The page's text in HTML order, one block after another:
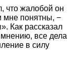
что жалобой он
понятны, −
Как рассказал
все дела
в силу